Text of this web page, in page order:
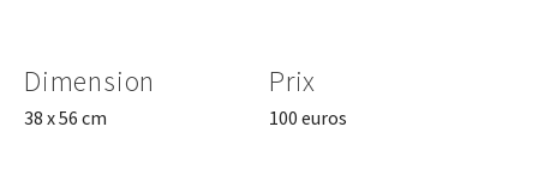
Dimension
38 x 56 cm
Prix
100 euros